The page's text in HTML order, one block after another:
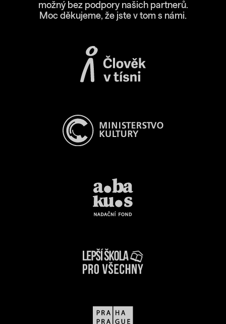
možný bez podpory našich partnerů.
Moc děkujeme, že jste v tom s námi.